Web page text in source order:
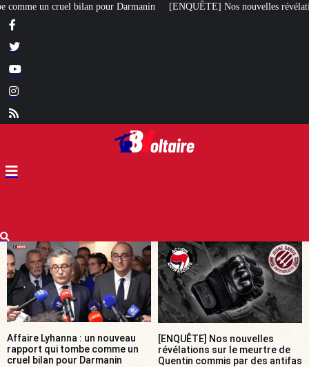
[ENQUÊTE] Nos nouvelles révélations sur le meurtre de Quentin
Affaire Lyhanna : un nouveau
rapport qui tombe comme un
cruel bilan pour Darmanin
[ENQUÊTE] Nos nouvelles
révélations sur le meurtre de
Quentin commis par des antifas